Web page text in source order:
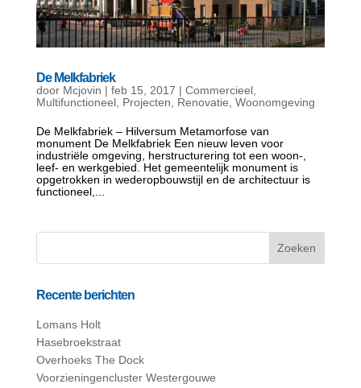
De Melkfabriek
door Mcjovin | feb 15, 2017 | Commercieel,
Multifunctioneel, Projecten, Renovatie, Woonomgeving
De Melkfabriek – Hilversum Metamorfose van
monument De Melkfabriek Een nieuw leven voor
industriële omgeving, herstructurering tot een woon-,
leef- en werkgebied. Het gemeentelijk monument is
opgetrokken in wederopbouwstijl en de architectuur is
functioneel,...
Recente berichten
Lomans Holt
Hasebroekstraat
Overhoeks The Dock
Voorzieningencluster Westergouwe